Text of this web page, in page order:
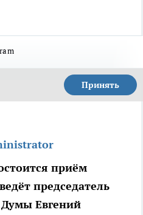
Принять
приём
председатель
Евгений